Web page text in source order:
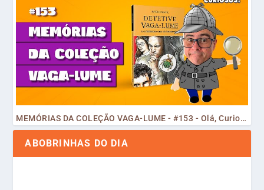
MEMÓRIAS DA COLEÇÃO VAGA-LUME - #153 - Olá, Curiosos! 2023
ABOBRINHAS DO DIA